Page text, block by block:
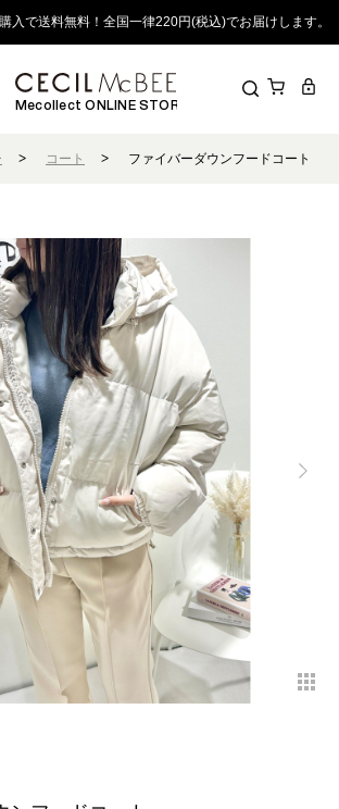
入で送料無料！全国一律220円(税込)でお届けします。
Mecollect ONLINE STORE
> コート > ファイバーダウンフードコート